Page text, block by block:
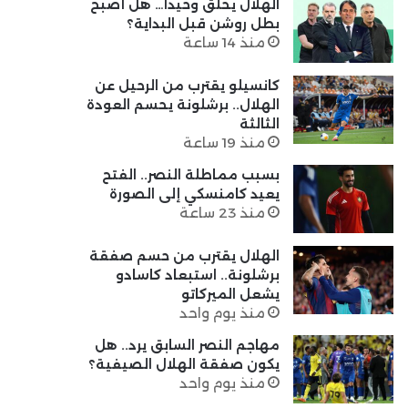
الهلال يحلق وحيدًا… هل أصبح
بطل روشن قبل البداية؟
منذ 14 ساعة
كانسيلو يقترب من الرحيل عن
الهلال.. برشلونة يحسم العودة
الثالثة
منذ 19 ساعة
بسبب مماطلة النصر.. الفتح
يعيد كامنسكي إلى الصورة
منذ 23 ساعة
الهلال يقترب من حسم صفقة
برشلونة.. استبعاد كاسادو
يشعل الميركاتو
منذ يوم واحد
مهاجم النصر السابق يرد.. هل
يكون صفقة الهلال الصيفية؟
منذ يوم واحد